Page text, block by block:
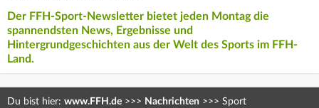
Der FFH-Sport-Newsletter bietet jeden Montag die
spannendsten News, Ergebnisse und
Hintergrundgeschichten aus der Welt des Sports im FFH-
Land.
Du bist hier: www.FFH.de >>> Nachrichten >>> Sport